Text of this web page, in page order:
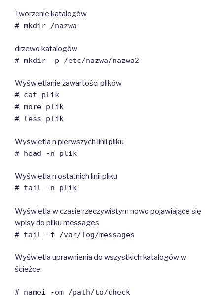
Tworzenie katalogów
# mkdir /nazwa
drzewo katalogów
# mkdir -p /etc/nazwa/nazwa2
Wyświetlanie zawartości plików
# cat plik
# more plik
# less plik
Wyświetla n pierwszych linii pliku
# head -n plik
Wyświetla n ostatnich linii pliku
# tail -n plik
Wyświetla w czasie rzeczywistym nowo pojawiające się
wpisy do pliku messages
# tail –f /var/log/messages
Wyświetla uprawnienia do wszystkich katalogów w
ścieżce:
# namei -om /path/to/check